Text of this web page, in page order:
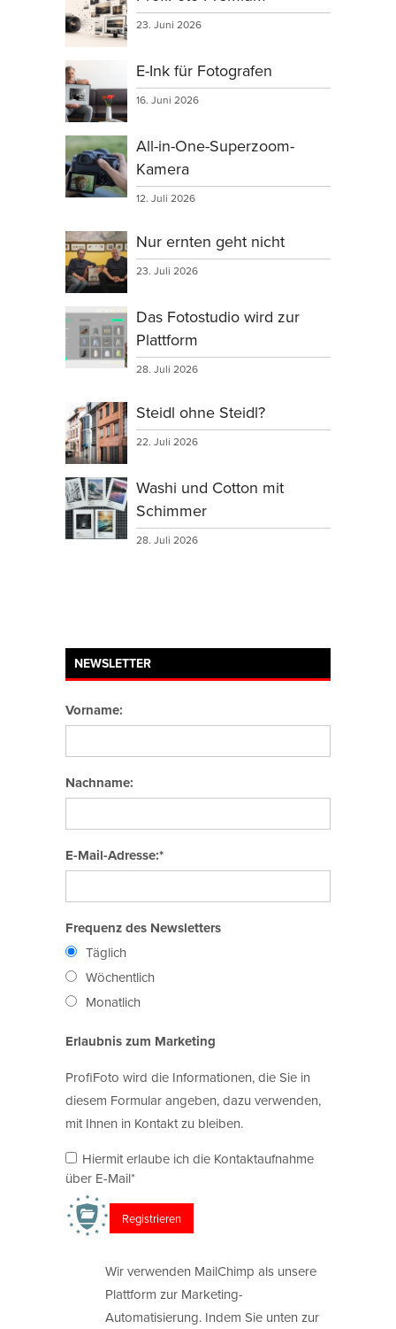
23. Juni 2026
E-Ink für Fotografen
16. Juni 2026
All-in-One-Superzoom-
Kamera
12. Juli 2026
Nur ernten geht nicht
23. Juli 2026
Das Fotostudio wird zur
Plattform
28. Juli 2026
Steidl ohne Steidl?
22. Juli 2026
Washi und Cotton mit
Schimmer
28. Juli 2026
NEWSLETTER
Vorname:
Nachname:
E-Mail-Adresse:*
Frequenz des Newsletters
Täglich
Wöchentlich
Monatlich
Erlaubnis zum Marketing
ProfiFoto wird die Informationen, die Sie in
diesem Formular angeben, dazu verwenden,
mit Ihnen in Kontakt zu bleiben.
Hiermit erlaube ich die Kontaktaufnahme
über E-Mail*
Wir verwenden MailChimp als unsere
Plattform zur Marketing-
Automatisierung. Indem Sie unten zur